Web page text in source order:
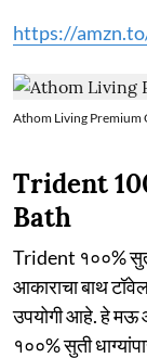
https://
Athom Living Premium
Trident
Bath
Trident १००%
आकाराचा बाथ
उपयोगी आहे. हे मऊ
१००% सुती